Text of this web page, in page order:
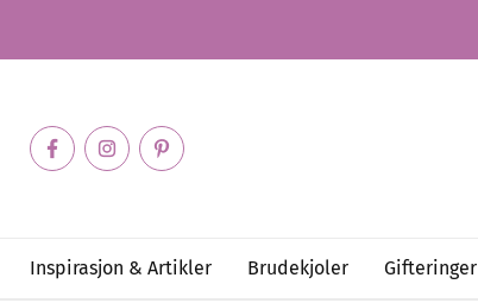
Inspirasjon & Artikler Brudekjoler Gifteringer